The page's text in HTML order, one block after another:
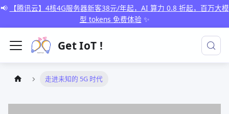
📢
【腾讯云】4核4G服务器新客38元/年起，AI 算力 0.8 折起，百万大模
型 tokens 免费体验 ✨
Get IoT !
走进未知的 5G 时代